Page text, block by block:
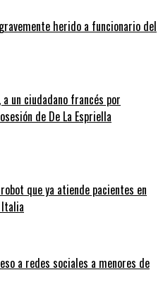
herido a funcionario del
un ciudadano francés por
de De La Espriella
que ya atiende pacientes en
a redes sociales a menores de